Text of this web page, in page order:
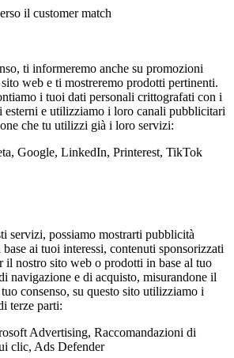
il customer match
ti informeremo anche su promozioni
web e ti mostreremo prodotti pertinenti.
i tuoi dati personali crittografati con i
esterni e utilizziamo i loro canali pubblicitari
che tu utilizzi già i loro servizi:
Google, LinkedIn, Printerest, TikTok
servizi, possiamo mostrarti pubblicità
ai tuoi interessi, contenuti sponsorizzati
il nostro sito web o prodotti in base al tuo
navigazione e di acquisto, misurandone il
consenso, su questo sito utilizziamo i
terze parti:
Advertising, Raccomandazioni di
clic, Ads Defender